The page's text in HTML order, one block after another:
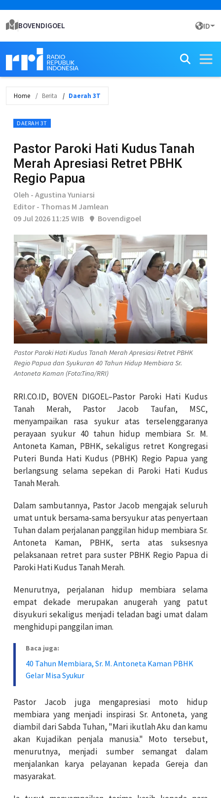
BOVENDIGOEL ID
Home Berita Daerah 3T
DAERAH 3T
Pastor Paroki Hati Kudus Tanah
Merah Apresiasi Retret PBHK
Regio Papua
Oleh - Agustina Yuniarsi
Editor - Thomas M Jamlean
09 Jul 2026 11:25 WIB
Bovendigoel
Pastor Paroki Hati Kudus Tanah Merah Apresiasi Retret PBHK
Regio Papua dan Syukuran 40 Tahun Hidup Membiara Sr.
Antoneta Kaman (Foto:Tina/RRI)
RRI.CO.ID, BOVEN DIGOEL–Pastor Paroki Hati Kudus
Tanah Merah, Pastor Jacob Taufan, MSC,
menyampaikan rasa syukur atas terselenggaranya
perayaan syukur 40 tahun hidup membiara Sr. M.
Antoneta Kaman, PBHK, sekaligus retret Kongregasi
Puteri Bunda Hati Kudus (PBHK) Regio Papua yang
berlangsung selama sepekan di Paroki Hati Kudus
Tanah Merah.
Dalam sambutannya, Pastor Jacob mengajak seluruh
umat untuk bersama-sama bersyukur atas penyertaan
Tuhan dalam perjalanan panggilan hidup membiara Sr.
Antoneta Kaman, PBHK, serta atas suksesnya
pelaksanaan retret para suster PBHK Regio Papua di
Paroki Hati Kudus Tanah Merah.
Menurutnya, perjalanan hidup membiara selama
empat dekade merupakan anugerah yang patut
disyukuri sekaligus menjadi teladan bagi umat dalam
menghidupi panggilan iman.
Baca juga:
40 Tahun Membiara, Sr. M. Antoneta Kaman PBHK
Gelar Misa Syukur
Pastor Jacob juga mengapresiasi moto hidup
membiara yang menjadi inspirasi Sr. Antoneta, yang
diambil dari Sabda Tuhan, "Mari ikutlah Aku dan kamu
akan Kujadikan penjala manusia." Moto tersebut,
menurutnya, menjadi sumber semangat dalam
menjalankan karya pelayanan kepada Gereja dan
masyarakat.